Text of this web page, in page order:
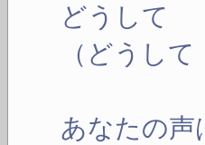
どうして
（どうし
あなたの声